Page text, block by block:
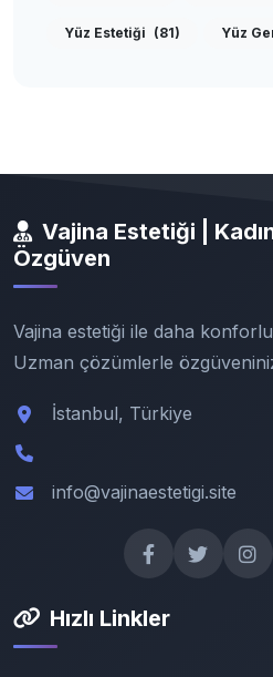
Yüz Estetiği (81) Yüz
Vajina Estetiği |
Özgüven
Vajina estetiği ile daha
Uzman çözümlerle
İstanbul, Türkiye
info@vajinaestetigi.site
Hızlı Linkler